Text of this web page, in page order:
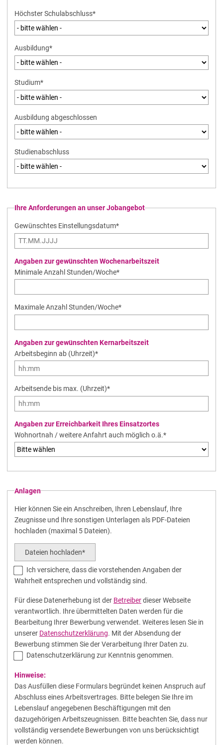
Pflichtfeld
Höchster Schulabschluss*
Pflichtfeld
Ausbildung*
Pflichtfeld
Studium*
Ausbildung abgeschlossen
Studienabschluss
Ihre Anforderungen an unser Jobangebot
Gewünschtes Einstellungsdatum*
Angaben zur gewünschten Wochenarbeitszeit
Minimale Anzahl Stunden/Woche*
Maximale Anzahl Stunden/Woche*
Angaben zur gewünschten Kernarbeitszeit
Arbeitsbeginn ab (Uhrzeit)*
Arbeitsende bis max. (Uhrzeit)*
Angaben zur Erreichbarkeit Ihres Einsatzortes
Pflichtfeld
Wohnortnah / weitere Anfahrt auch möglich o.ä.*
Anlagen
Hier können Sie ein Anschreiben, Ihren Lebenslauf, Ihre
Zeugnisse und Ihre sonstigen Unterlagen als PDF-Dateien
hochladen (maximal 5 Dateien).
Dateien hochladen*
Ich versichere, dass die vorstehenden Angaben der
Wahrheit entsprechen und vollständig sind.
Für diese Datenerhebung ist der Betreiberdieser Webseite
verantwortlich. Ihre übermittelten Daten werden für die
Bearbeitung Ihrer Bewerbung verwendet. Weiteres lesen Sie in
unserer Datenschutzerklärung. Mit der Absendung der
Bewerbung stimmen Sie der Verarbeitung Ihrer Daten zu.
Datenschutzerklärung zur Kenntnis genommen.
Hinweise:
Das Ausfüllen diese Formulars begründet keinen Anspruch auf
Abschluss eines Arbeitsvertrages. Bitte belegen Sie Ihre im
Lebenslauf angegebenen Beschäftigungen mit den
dazugehörigen Arbeitszeugnissen. Bitte beachten Sie, dass nur
vollständig versendete Bewerbungen von uns berücksichtigt
werden können.